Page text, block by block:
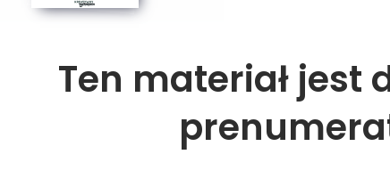
Ten materiał jest